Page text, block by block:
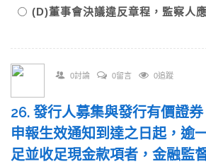
(D)董事會決議違反章程，監察人
0討論 0留言 0追蹤
26. 發行人募集與發行有價證券
申報生效通知到達之日起，逾
足並收足現金款項者，金融監